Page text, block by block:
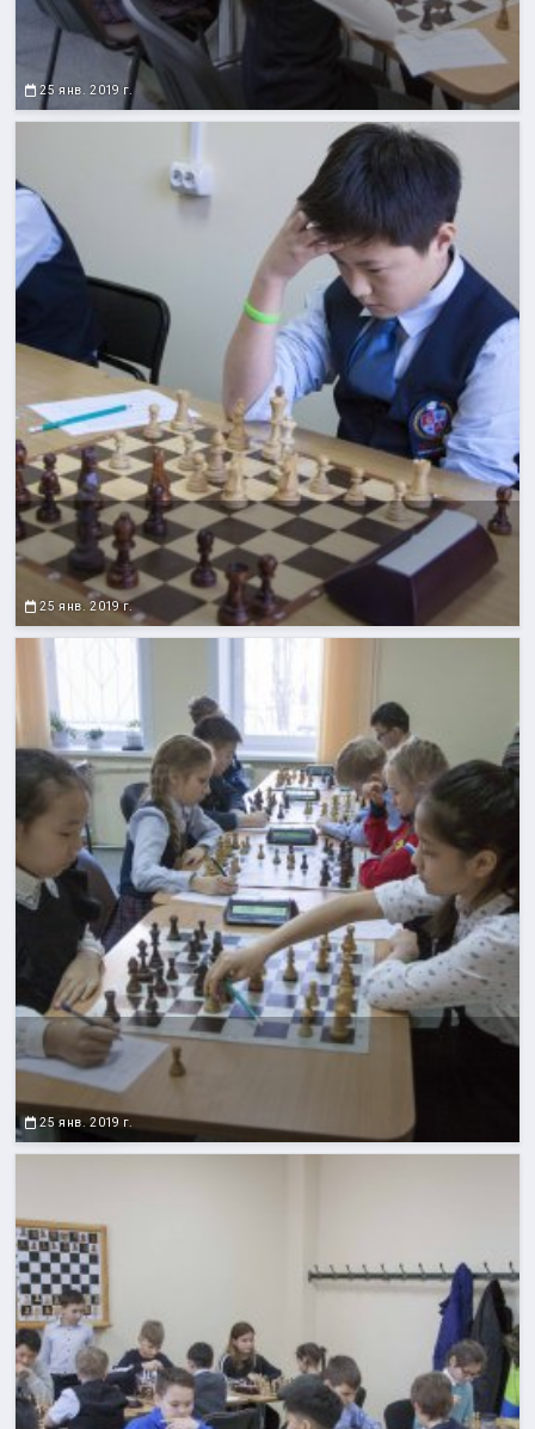
25 янв. 2019 г.
25 янв. 2019 г.
25 янв. 2019 г.